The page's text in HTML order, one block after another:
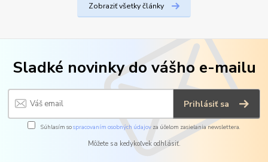
Zobraziť všetky články
Sladké novinky do vášho e-mailu
Prihlásiť sa
Súhlasím sospracovaním osobných údajov za účelom zasielania newslettera.
Môžete sa kedykoľvek odhlásiť.